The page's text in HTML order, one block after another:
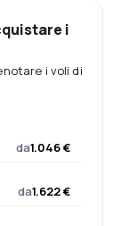
i
i voli di
da1.046 €
da1.622 €